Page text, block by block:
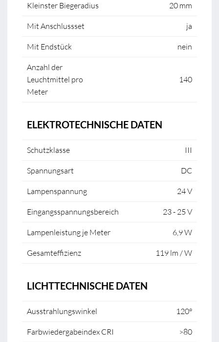
Kleinster Biegeradius 20 mm
Mit Anschlussset ja
Mit Endstück nein
Anzahl der
Leuchtmittel pro
Meter
140
ELEKTROTECHNISCHE DATEN
Schutzklasse III
Spannungsart DC
Lampenspannung 24 V
Eingangsspannungsbereich 23 - 25 V
Lampenleistung je Meter 6,9 W
Gesamteffizienz 119 lm / W
LICHTTECHNISCHE DATEN
Ausstrahlungswinkel 120°
Farbwiedergabeindex CRI >80